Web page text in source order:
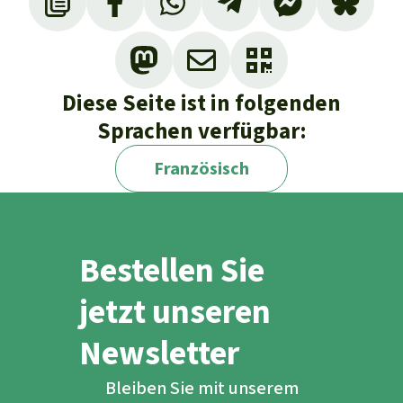
und liegt im Virunga Nationalpark.
Diese Seite ist in folgenden
Sprachen verfügbar:
Französisch
Bestellen Sie
jetzt unseren
Newsletter
Bleiben Sie mit unserem